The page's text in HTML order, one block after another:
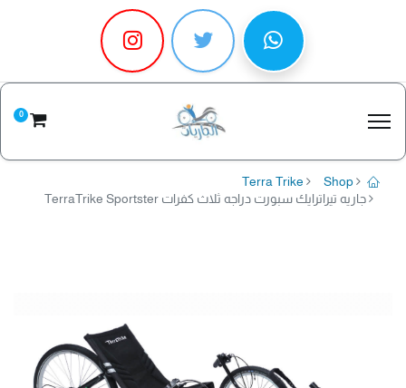
0
Shop
Terra Trike
جاريه تيراترايك سبورت دراجه ثلاث كفرات TerraTrike Sportster